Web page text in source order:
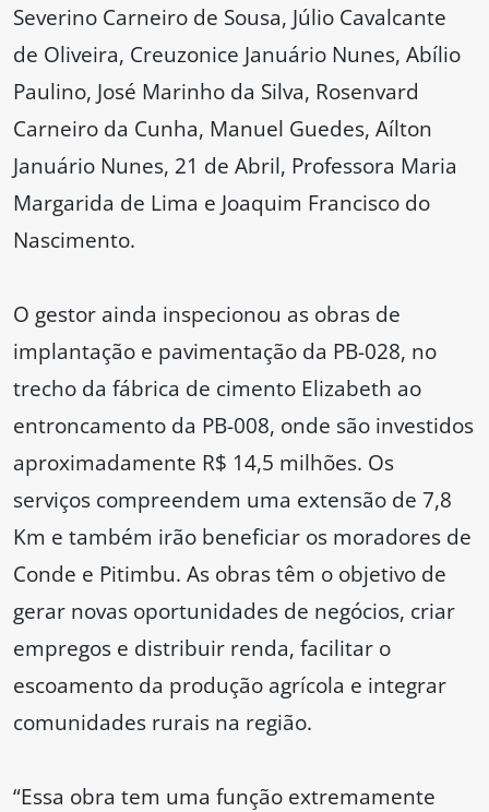
Severino Carneiro de Sousa, Júlio Cavalcante
de Oliveira, Creuzonice Januário Nunes, Abílio
Paulino, José Marinho da Silva, Rosenvard
Carneiro da Cunha, Manuel Guedes, Aílton
Januário Nunes, 21 de Abril, Professora Maria
Margarida de Lima e Joaquim Francisco do
Nascimento.
O gestor ainda inspecionou as obras de
implantação e pavimentação da PB-028, no
trecho da fábrica de cimento Elizabeth ao
entroncamento da PB-008, onde são investidos
aproximadamente R$ 14,5 milhões. Os
serviços compreendem uma extensão de 7,8
Km e também irão beneficiar os moradores de
Conde e Pitimbu. As obras têm o objetivo de
gerar novas oportunidades de negócios, criar
empregos e distribuir renda, facilitar o
escoamento da produção agrícola e integrar
comunidades rurais na região.
“Essa obra tem uma função extremamente